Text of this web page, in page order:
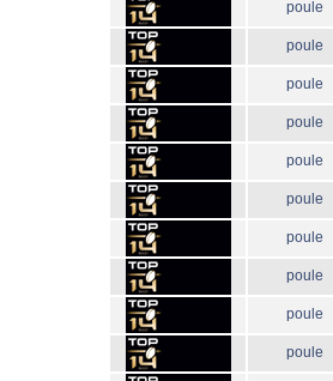
poule
poule
poule
poule
poule
poule
poule
poule
poule
poule